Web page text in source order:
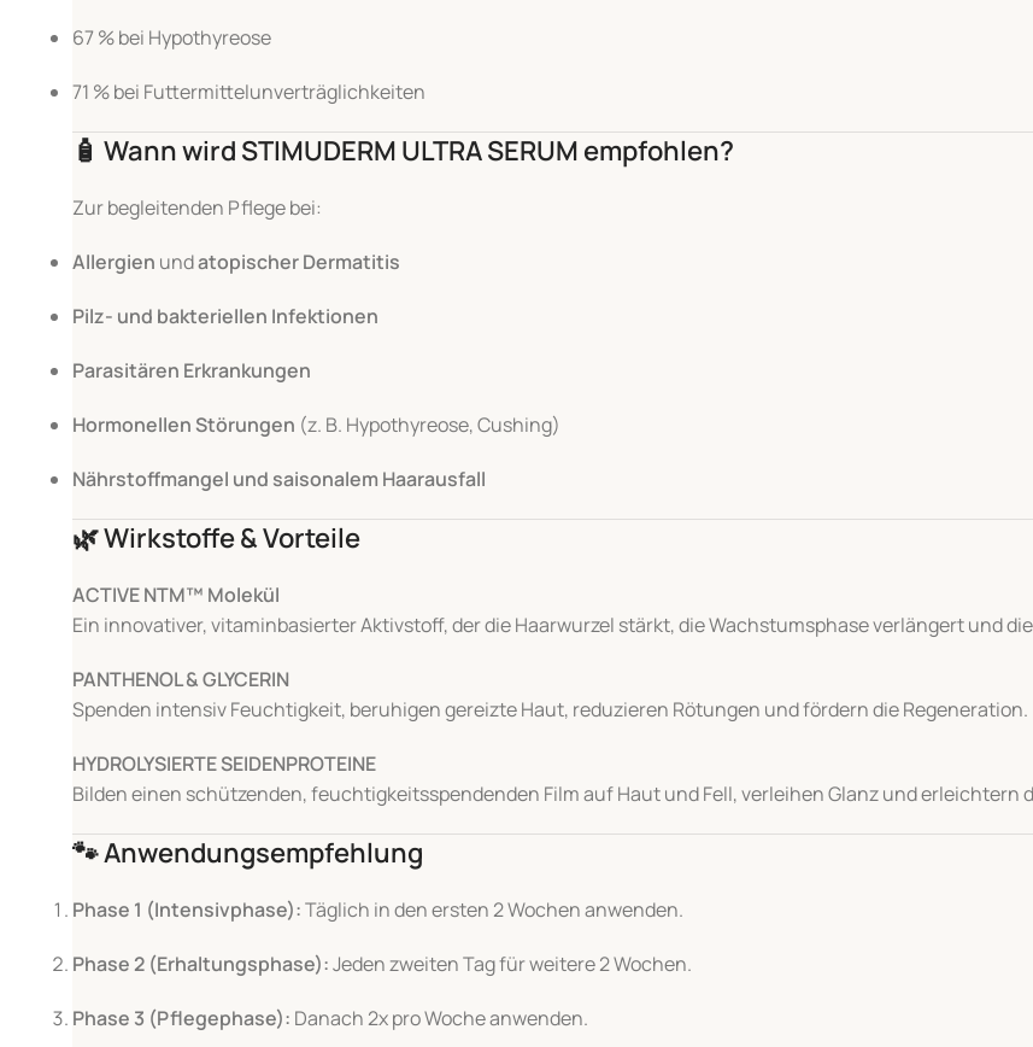
67 % bei Hypothyreose
71 % bei Futtermittelunverträglichkeiten
🧴 Wann wird STIMUDERM ULTRA SERUM empfohlen?
Zur begleitenden Pflege bei:
Allergien undatopischer Dermatitis
Pilz- und bakteriellen Infektionen
Parasitären Erkrankungen
Hormonellen Störungen (z. B. Hypothyreose, Cushing)
Nährstoffmangel und saisonalem Haarausfall
🌿Wirkstoffe & Vorteile
ACTIVE NTM™ Molekül
Ein innovativer, vitaminbasierter Aktivstoff, der die Haarwurzel stärkt, die Wachstumsphase verlängert und
PANTHENOL & GLYCERIN
Spenden intensiv Feuchtigkeit, beruhigen gereizte Haut, reduzieren Rötungen und fördern die Regeneration.
HYDROLYSIERTE SEIDENPROTEINE
Bilden einen schützenden, feuchtigkeitsspendenden Film auf Haut und Fell, verleihen Glanz und erleichtern
🐾Anwendungsempfehlung
Phase 1 (Intensivphase):Täglich in den ersten 2 Wochen anwenden.
Phase 2 (Erhaltungsphase):Jeden zweiten Tag für weitere 2 Wochen.
Phase 3 (Pflegephase): Danach 2x pro Woche anwenden.